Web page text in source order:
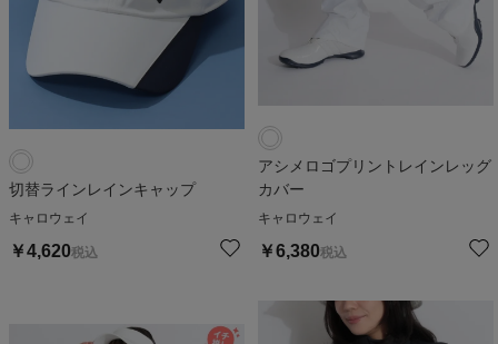
切替ラインレインキャップ
キャロウェイ
￥4,620税込
アシメロゴプリントレインレッグ
カバー
キャロウェイ
￥6,380税込